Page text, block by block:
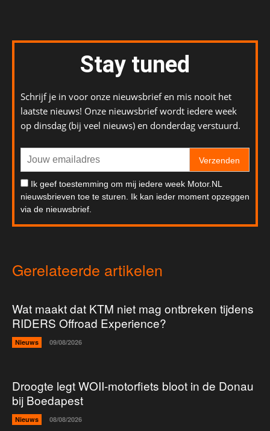
Stay tuned
Schrijf je in voor onze nieuwsbrief en mis nooit het
laatste nieuws! Onze nieuwsbrief wordt iedere week
op dinsdag (bij veel nieuws) en donderdag verstuurd.
Verzenden
Ik geef toestemming om mij iedere week Motor.NL
nieuwsbrieven toe te sturen. Ik kan ieder moment opzeggen
via de nieuwsbrief.
Gerelateerde artikelen
Wat maakt dat KTM niet mag ontbreken tijdens
RIDERS Offroad Experience?
Nieuws 09/08/2026
Droogte legt WOII-motorfiets bloot in de Donau
bij Boedapest
Nieuws 08/08/2026